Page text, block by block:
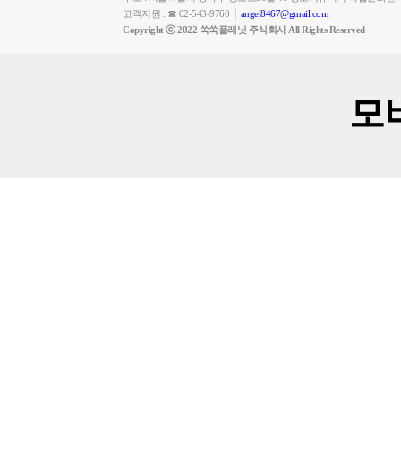
고객지원 : ☎ 02-543-9760 │ angel8467@gmail.com
Copyright ⓒ 2022 쑥쑥플래닛 주식회사 All Rights Reserved
모